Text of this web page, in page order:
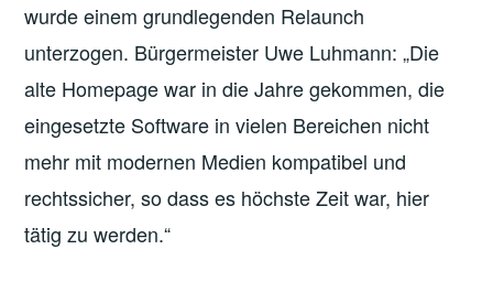
wurde einem grundlegenden Relaunch
unterzogen. Bürgermeister Uwe Luhmann: „Die
alte Homepage war in die Jahre gekommen, die
eingesetzte Software in vielen Bereichen nicht
mehr mit modernen Medien kompatibel und
rechtssicher, so dass es höchste Zeit war, hier
tätig zu werden.“